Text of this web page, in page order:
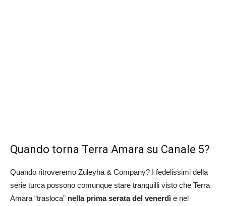
Quando torna Terra Amara su Canale 5?
Quando ritroveremo Züleyha & Company? I fedelissimi della
serie turca possono comunque stare tranquilli visto che Terra
Amara “trasloca” nella prima serata del venerdì e nel